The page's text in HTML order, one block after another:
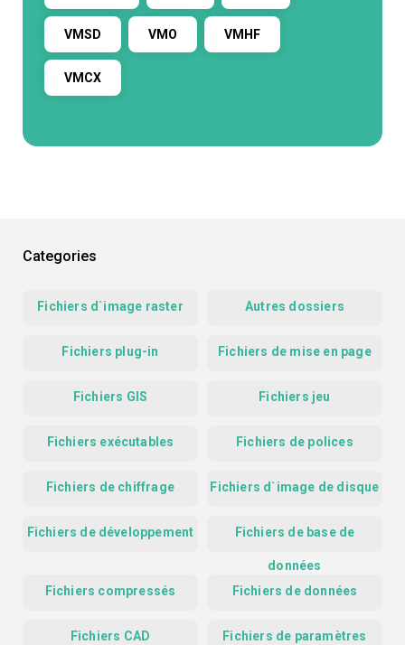
VMSD VMO VMHF
VMCX
Categories
Fichiers d`image raster Autres dossiers
Fichiers plug-in Fichiers de mise en page
Fichiers GIS Fichiers jeu
Fichiers exécutables Fichiers de polices
Fichiers de chiffrage Fichiers d`image de disque
Fichiers de développement Fichiers de base de
données
Fichiers compressés
Fichiers de données
Fichiers CAD Fichiers de paramètres